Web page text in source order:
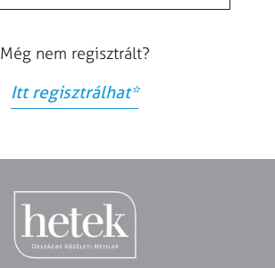
Még nem regisztrált?
Itt regisztrálhat*